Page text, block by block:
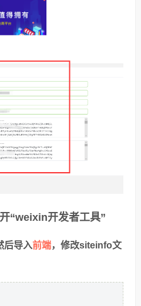
“weixin开发者工具”
后导入前端，修改siteinfo文